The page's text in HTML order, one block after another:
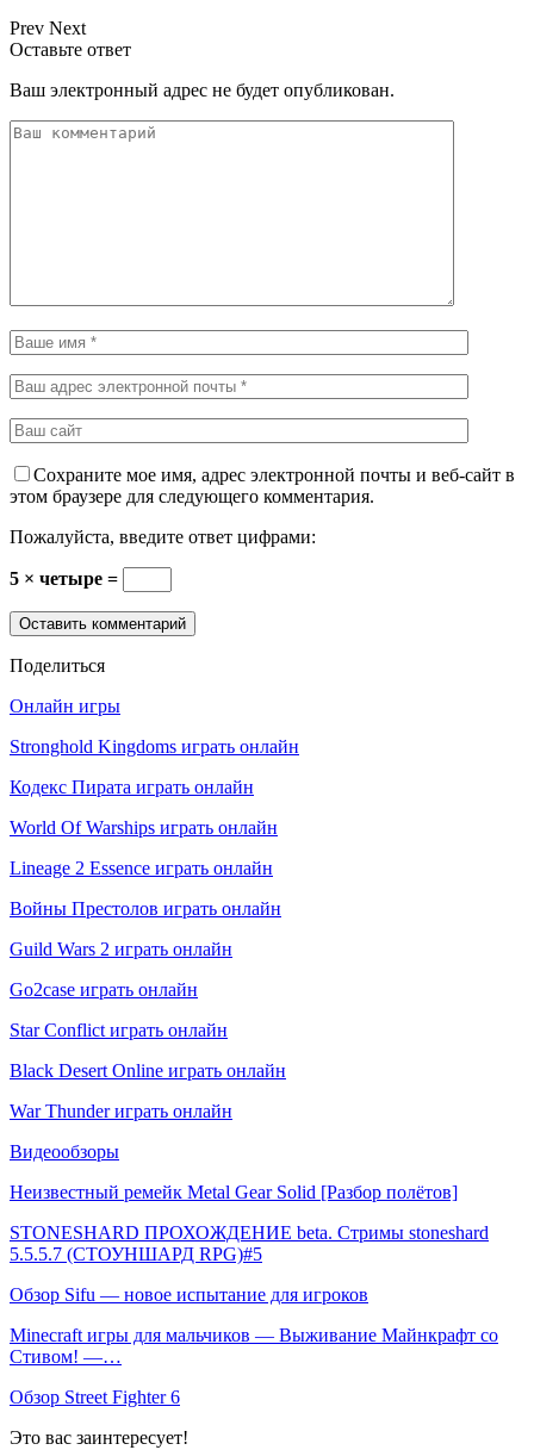
Prev Next
Оставьте ответ
Ваш электронный адрес не будет опубликован.
Сохраните мое имя, адрес электронной почты и веб-сайт в
этом браузере для следующего комментария.
Пожалуйста, введите ответ цифрами:
5 × четыре =
Поделиться
Онлайн игры
Stronghold Kingdoms играть онлайн
Кодекс Пирата играть онлайн
World Of Warships играть онлайн
Lineage 2 Essence играть онлайн
Войны Престолов играть онлайн
Guild Wars 2 играть онлайн
Go2case играть онлайн
Star Conflict играть онлайн
Black Desert Online играть онлайн
War Thunder играть онлайн
Видеообзоры
Неизвестный ремейк Metal Gear Solid [Разбор полётов]
STONESHARD ПРОХОЖДЕНИЕ beta. Стримы stoneshard
5.5.5.7 (СТОУНШАРД RPG)#5
Обзор Sifu — новое испытание для игроков
Minecraft игры для мальчиков — Выживание Майнкрафт со
Стивом! —…
Обзор Street Fighter 6
Это вас заинтересует!